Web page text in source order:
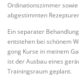
Ordinationszimmer
abgestimmten
Ein separater
entstehen bei schönem
gong Kurse in meinem
ist der Ausbau eines
Trainingsraum geplant.